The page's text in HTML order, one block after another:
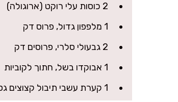
2 כוסות עלי רוקט (ארוגולה)
1 מלפפון גדול, פרוס דק
2 גבעולי סלרי, פרוסים דק
1 אבוקדו בשל, חתוך לקוביות
1 קערת עשבי תיבול קצוצים גס: פטרוזיליה, נענע ועירית (בערך 1 כוס יחד)